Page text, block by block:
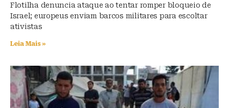
Flotilha denuncia ataque ao tentar romper bloqueio de
Israel; europeus enviam barcos militares para escoltar
ativistas
Leia Mais »